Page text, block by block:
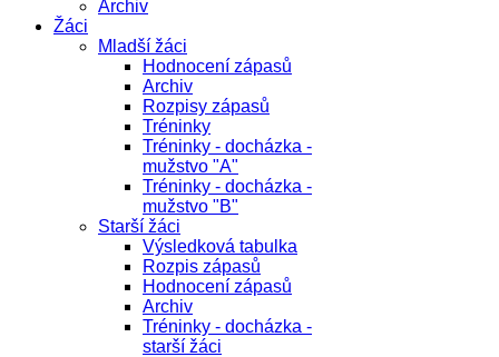
Archiv
Žáci
Mladší žáci
Hodnocení zápasů
Archiv
Rozpisy zápasů
Tréninky
Tréninky - docházka -
mužstvo "A"
Tréninky - docházka -
mužstvo "B"
Starší žáci
Výsledková tabulka
Rozpis zápasů
Hodnocení zápasů
Archiv
Tréninky - docházka -
starší žáci